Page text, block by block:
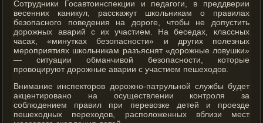
Сотрудники Госавтоинспекции и педагоги, в преддверии
весенних каникул, расскажут школьникам о правилах
безопасного поведения на дороге, чтобы не допустить
дорожных аварий с их участием. На беседах, классных
часах, «минутках безопасности» и других полезных
мероприятиях школьникам разъяснят «дорожные ловушки»
— ситуации обманчивой безопасности, которые
провоцируют дорожные аварии с участием пешеходов.
Внимание инспекторов дорожно-патрульной службы будет
акцентировано на осуществлении контроля за
соблюдением правил при перевозке детей и проезде
пешеходных переходов, расположенных вблизи мест